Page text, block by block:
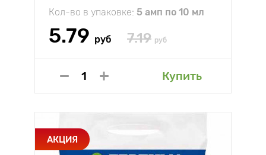
Кол-во в упаковке: 5 амп по 10 мл
5.79 руб 7.19 руб
Купить
АКЦИЯ